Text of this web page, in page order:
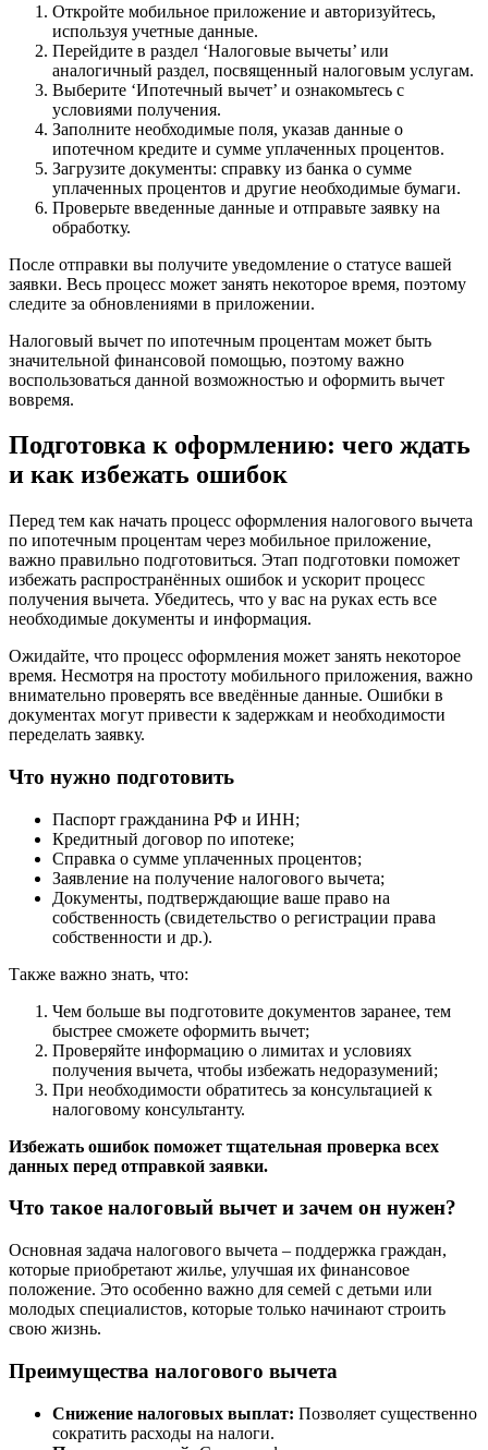
Откройте мобильное приложение и авторизуйтесь,
используя учетные данные.
Перейдите в раздел ‘Налоговые вычеты’ или
аналогичный раздел, посвященный налоговым услугам.
Выберите ‘Ипотечный вычет’ и ознакомьтесь с
условиями получения.
Заполните необходимые поля, указав данные о
ипотечном кредите и сумме уплаченных процентов.
Загрузите документы: справку из банка о сумме
уплаченных процентов и другие необходимые бумаги.
Проверьте введенные данные и отправьте заявку на
обработку.
После отправки вы получите уведомление о статусе вашей
заявки. Весь процесс может занять некоторое время, поэтому
следите за обновлениями в приложении.
Налоговый вычет по ипотечным процентам может быть
значительной финансовой помощью, поэтому важно
воспользоваться данной возможностью и оформить вычет
вовремя.
Подготовка к оформлению: чего ждать
и как избежать ошибок
Перед тем как начать процесс оформления налогового вычета
по ипотечным процентам через мобильное приложение,
важно правильно подготовиться. Этап подготовки поможет
избежать распространённых ошибок и ускорит процесс
получения вычета. Убедитесь, что у вас на руках есть все
необходимые документы и информация.
Ожидайте, что процесс оформления может занять некоторое
время. Несмотря на простоту мобильного приложения, важно
внимательно проверять все введённые данные. Ошибки в
документах могут привести к задержкам и необходимости
переделать заявку.
Что нужно подготовить
Паспорт гражданина РФ и ИНН;
Кредитный договор по ипотеке;
Справка о сумме уплаченных процентов;
Заявление на получение налогового вычета;
Документы, подтверждающие ваше право на
собственность (свидетельство о регистрации права
собственности и др.).
Также важно знать, что:
Чем больше вы подготовите документов заранее, тем
быстрее сможете оформить вычет;
Проверяйте информацию о лимитах и условиях
получения вычета, чтобы избежать недоразумений;
При необходимости обратитесь за консультацией к
налоговому консультанту.
Избежать ошибок поможет тщательная проверка всех
данных перед отправкой заявки.
Что такое налоговый вычет и зачем он нужен?
Основная задача налогового вычета – поддержка граждан,
которые приобретают жилье, улучшая их финансовое
положение. Это особенно важно для семей с детьми или
молодых специалистов, которые только начинают строить
свою жизнь.
Преимущества налогового вычета
Снижение налоговых выплат: Позволяет существенно
сократить расходы на налоги.